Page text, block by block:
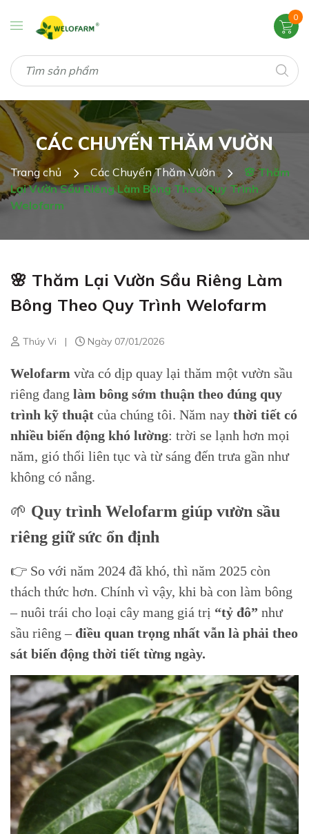
0
CÁC CHUYẾN THĂM VƯỜN
Trang chủ Các Chuyến Thăm Vườn
🌸 Thăm
Lại Vườn Sầu Riêng Làm Bông Theo Quy Trình
Welofarm
🌸 Thăm Lại Vườn Sầu Riêng Làm
Bông Theo Quy Trình Welofarm
Thúy Vi | Ngày 07/01/2026
Welofarm vừa có dịp quay lại thăm một vườn sầu
riêng đang làm bông sớm thuận theo đúng quy
trình kỹ thuật của chúng tôi. Năm nay thời tiết có
nhiều biến động khó lường: trời se lạnh hơn mọi
năm, gió thổi liên tục và từ sáng đến trưa gần như
không có nắng.
🌱 Quy trình Welofarm giúp vườn sầu
riêng giữ sức ổn định
👉 So với năm 2024 đã khó, thì năm 2025 còn
thách thức hơn. Chính vì vậy, khi bà con làm bông
– nuôi trái cho loại cây mang giá trị “tỷ đô” như
sầu riêng –điều quan trọng nhất vẫn là phải theo
sát biến động thời tiết từng ngày.